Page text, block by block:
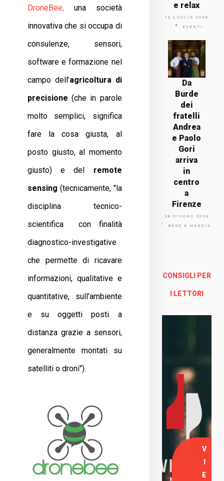
DroneBee, una società
innovativa che si occupa di
consulenze, sensori,
software e formazione nel
campo dell’agricoltura di
precisione (che in parole
molto semplici, significa
fare la cosa giusta, al
posto giusto, al momento
giusto) e del remote
sensing (tecnicamente, "la
disciplina tecnico-
scientifica con finalità
diagnostico-investigative
che permette di ricavare
informazioni, qualitative e
quantitative, sull'ambiente
e su oggetti posti a
distanza grazie a sensori,
generalmente montati su
satelliti o droni").
e relax
12 LUGLIO 2026
EVENTI
Da
Burde
dei
fratelli
Andrea
e Paolo
Gori
arriva
in
centro
a
Firenze
28 GIUGNO 2026
BERE E MANGIARE
CONSIGLI PER
I LETTORI
Via
Arno
nze
Enoteca Online e al dettaglio
V
E